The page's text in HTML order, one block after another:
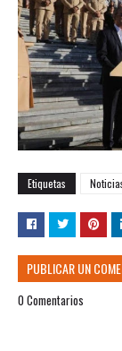
Etiquetas
PUBLICAR UN
0 Comentarios